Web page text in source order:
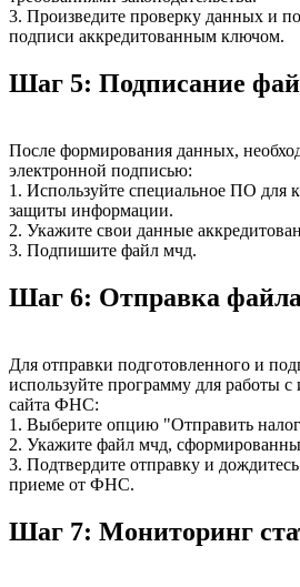
3. Произведите проверку данных и
подписи аккредитованным ключом.
Шаг 5: Подписание
После формирования данных,
электронной подписью:
1. Используйте специальное ПО для
защиты информации.
2. Укажите свои данные
3. Подпишите файл мчд.
Шаг 6: Отправка
Для отправки подготовленного и
используйте программу для работы с
сайта ФНС:
1. Выберите опцию "Отправить
2. Укажите файл мчд,
3. Подтвердите отправку и
приеме от ФНС.
Шаг 7: Мониторинг